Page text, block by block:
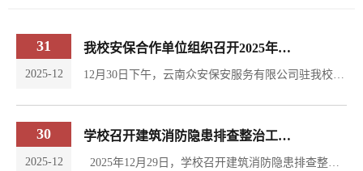
31
2025-12
我校安保合作单位组织召开2025年度优秀员工表彰大会
30
2025-12
学校召开建筑消防隐患排查整治工作推进会